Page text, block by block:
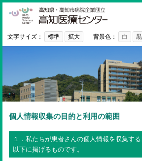
HOME
診療科・部門
入院・お見舞い
病院紹介
医療関係者の方へ
利用ガイド
初めての方へ
文字サイズ： 標準 拡大 背景色： 白 黒
個人情報収集の目的と利用の範囲
１．私たちが患者さんの個人情報を収集する
以下に掲げるものです。